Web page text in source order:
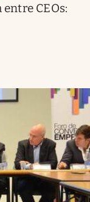
CEOs: